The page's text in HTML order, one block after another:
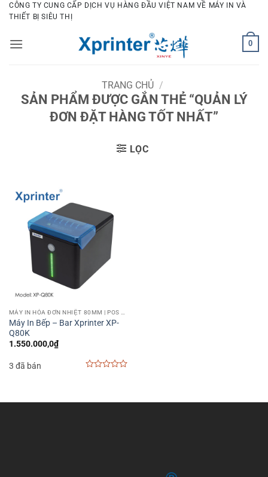
Bỏ
qua
dung
CÔNG TY CUNG CẤP DỊCH VỤ HÀNG ĐẦU VIỆT NAM VỀ MÁY IN VÀ
THIẾT BỊ SIÊU THỊ
0
TRANG CHỦ /
SẢN PHẨM ĐƯỢC GẮN THẺ “QUẢN LÝ
ĐƠN ĐẶT HÀNG TỐT NHẤT”
LỌC
Máy In Bếp – Bar Xprinter XP-
Q80K
1.550.000,0₫
3 đã bán
5